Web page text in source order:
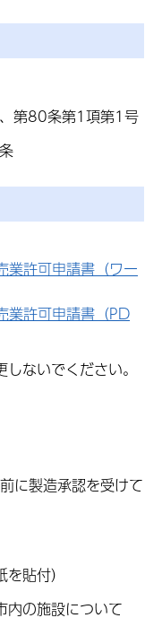
第80条第1項第1号
業許可申請書（ワー
業許可申請書（PD
ないでください。
に製造承認を受けて
貼付）
内の施設について